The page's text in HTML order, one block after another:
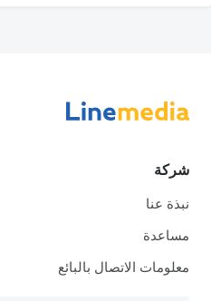
شركة
نبذة عنا
مساعدة
معلومات الاتصال بالبائع